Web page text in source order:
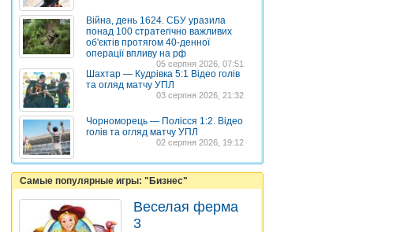
Війна, день 1624. СБУ уразила
понад 100 стратегічно важливих
об'єктів протягом 40-денної
операції впливу на рф
05 серпня 2026, 07:51
Шахтар — Кудрівка 5:1 Відео голів
та огляд матчу УПЛ
03 серпня 2026, 21:32
Чорноморець — Полісся 1:2. Відео
голів та огляд матчу УПЛ
02 серпня 2026, 19:12
Самые популярные игры: "Бизнес"
Веселая ферма
3